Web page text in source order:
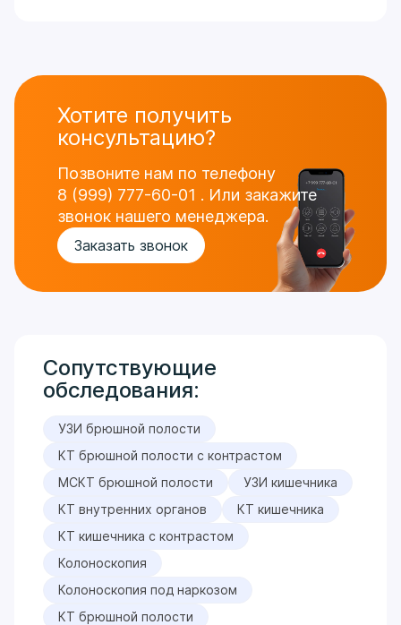
Заказать звонок
Хотите получить
консультацию?
Позвоните нам по телефону
8 (999) 777-60-01 . Или закажите
звонок нашего менеджера.
Сопутствующие
обследования:
УЗИ брюшной полости
КТ брюшной полости с контрастом
МСКТ брюшной полости
УЗИ кишечника
КТ внутренних органов
КТ кишечника
КТ кишечника с контрастом
Колоноскопия
Колоноскопия под наркозом
КТ брюшной полости